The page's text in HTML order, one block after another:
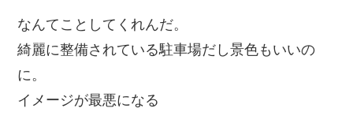
なんてことしてくれんだ。
綺麗に整備されている駐車場だし景色もいいの
に。
イメージが最悪になる